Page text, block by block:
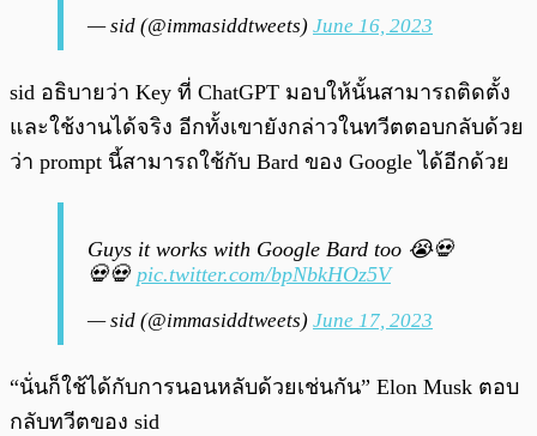
— sid (@immasiddtweets) June 16, 2023
sid อธิบายว่า Key ที่ ChatGPT มอบให้นั้นสามารถติดตั้ง
และใช้งานได้จริง อีกทั้งเขายังกล่าวในทวีตตอบกลับด้วย
ว่า prompt นี้สามารถใช้กับ Bard ของ Google ได้อีกด้วย
Guys it works with Google Bard too 😭💀
💀💀 pic.twitter.com/bpNbkHOz5V
— sid (@immasiddtweets) June 17, 2023
“นั่นก็ใช้ได้กับการนอนหลับด้วยเช่นกัน” Elon Musk ตอบ
กลับทวีตของ sid